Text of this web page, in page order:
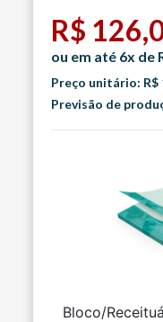
R$
ou em até 6x de
Preço unitário: R$
Previsão de
Bloco/